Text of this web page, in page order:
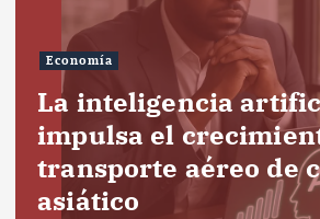
Economía
La inteligencia
impulsa el
transporte aéreo de
asiático